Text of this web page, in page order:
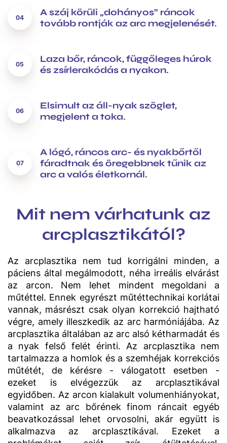
A száj körüli „dohányos” ráncok
tovább rontják az arc megjelenését.
Laza bőr, ráncok, függőleges húrok
és zsírlerakódás a nyakon.
Elsimult az áll-nyak szöglet,
megjelent a toka.
A lógó, ráncos arc- és nyakbőrtől
fáradtnak és öregebbnek tűnik az
arc a valós életkornál.
Mit nem várhatunk az
arcplasztikától?
Az arcplasztika nem tud korrigálni minden, a
páciens által megálmodott, néha irreális elvárást
az arcon. Nem lehet mindent megoldani a
műtéttel. Ennek egyrészt műtéttechnikai korlátai
vannak, másrészt csak olyan korrekció hajtható
végre, amely illeszkedik az arc harmóniájába. Az
arcplasztika általában az arc alsó kétharmadát és
a nyak felső felét érinti. Az arcplasztika nem
tartalmazza a homlok és a szemhéjak korrekciós
műtétét, de kérésre - válogatott esetben -
ezeket is elvégezzük az arcplasztikával
egyidőben. Az arcon kialakult volumenhiányokat,
valamint az arc bőrének finom ráncait egyéb
beavatkozással lehet orvosolni, akár együtt is
alkalmazva az arcplasztikával. Ezeket a